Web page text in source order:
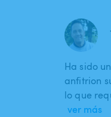
Ha sido
anfitrion
lo que
ver más